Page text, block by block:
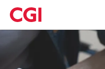
Skip
to
main
content